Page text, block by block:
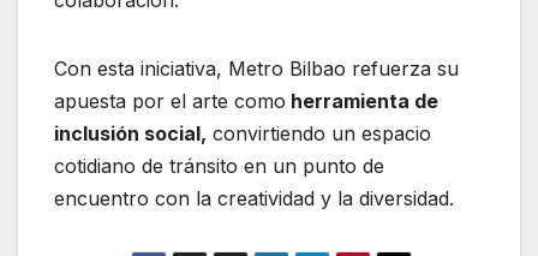
Con esta iniciativa, Metro Bilbao refuerza su
apuesta por el arte como herramienta de
inclusión social, convirtiendo un espacio
cotidiano de tránsito en un punto de
encuentro con la creatividad y la diversidad.